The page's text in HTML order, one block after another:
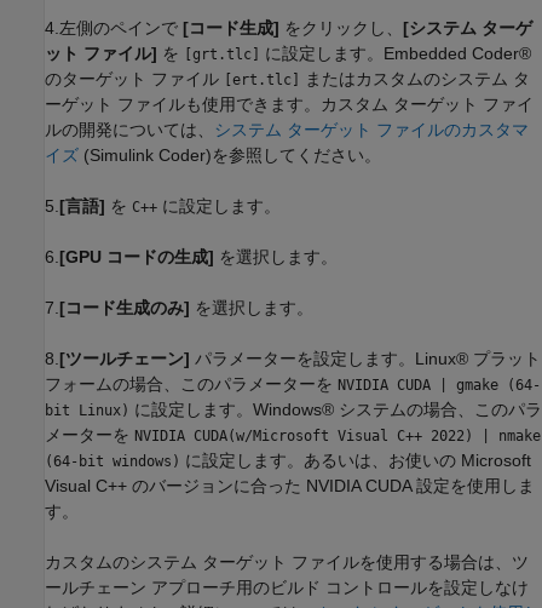
4.左側のペインで [コード生成] をクリックし、 [システム ターゲ
ット ファイル] を [grt.tlc] に設定します。Embedded Coder®
のターゲット ファイル [ert.tlc]
またはカスタムのシステム タ
ーゲット ファイルも使用できます。カスタム ターゲット ファイ
ルの開発については、
システム ターゲット ファイルのカスタマ
イズ (Simulink Coder)を参照してください。
5. [言語] を C++ に設定します。
6. [GPU コードの生成] を選択します。
7. [コード生成のみ] を選択します。
8. [ツールチェーン] パラメーターを設定します。Linux® プラット
フォームの場合、このパラメーターを NVIDIA CUDA | gmake (64-
bit Linux) に設定します。Windows® システムの場合、このパラ
メーターを NVIDIA CUDA(w/Microsoft Visual C++ 2022) | nmake
(64-bit windows) に設定します。あるいは、お使いの Microsoft
Visual C++ のバージョンに合った NVIDIA CUDA 設定を使用しま
す。
カスタムのシステム ターゲット ファイルを使用する場合は、ツ
ールチェーン アプローチ用のビルド コントロールを設定しなけ